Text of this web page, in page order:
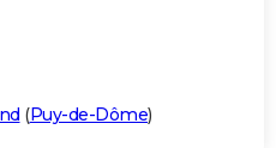
(Puy-de-Dôme)